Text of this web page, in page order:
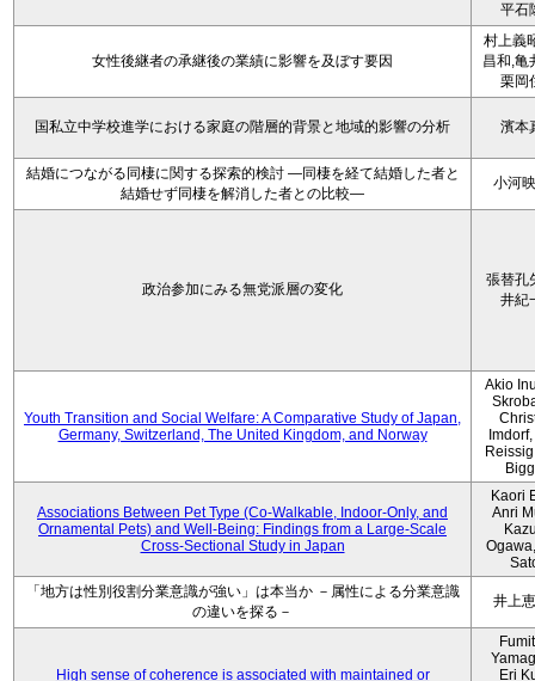
平石
女性後継者の承継後の業績に影響を及ぼす要因
村上義
昌和,亀
栗岡
国私立中学校進学における家庭の階層的背景と地域的影響の分析 濱本
結婚につながる同棲に関する探索的検討 ―同棲を経て結婚した者と
結婚せず同棲を解消した者との比較―
小河
政治参加にみる無党派層の変化
張替孔
井紀
Youth Transition and Social Welfare: A Comparative Study of Japan,
Germany, Switzerland, The United Kingdom, and Norway
Akio
Associations Between Pet Type (Co-Walkable, Indoor-Only, and
Ornamental Pets) and Well-Being: Findings from a Large-Scale
Cross-Sectional Study in Japan
Kaori
Anri
「地方は性別役割分業意識が強い」は本当か －属性による分業意識
の違いを探る－
井上
High sense of coherence is associated with maintained or
Eri